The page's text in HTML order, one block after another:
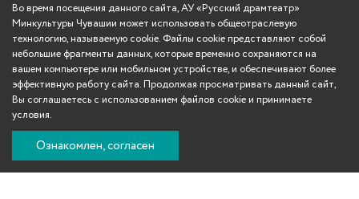
Во время посещения данного сайта, АУ «Русский драмтеатр»
Минкультуры Чувашии может использовать общеотраслевую
технологию, называемую cookie. Файлы cookie представляют собой
небольшие фрагменты данных, которые временно сохраняются на
вашем компьютере или мобильном устройстве, и обеспечивают более
эффективную работу сайта. Продолжая просматривать данный сайт,
Вы соглашаетесь с использованием файлов cookie и принимаете
условия.
Ознакомлен, согласен